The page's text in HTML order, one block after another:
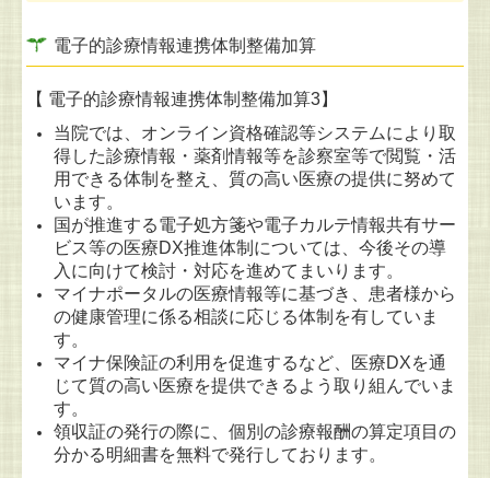
電子的診療情報連携体制整備加算
【 電子的診療情報連携体制整備加算3】
当院では、オンライン資格確認等システムにより取
得した診療情報・薬剤情報等を診察室等で閲覧・活
用できる体制を整え、質の高い医療の提供に努めて
います。
国が推進する電子処方箋や電子カルテ情報共有サー
ビス等の医療DX推進体制については、今後その導
入に向けて検討・対応を進めてまいります。
マイナポータルの医療情報等に基づき、患者様から
の健康管理に係る相談に応じる体制を有していま
す。
マイナ保険証の利用を促進するなど、医療DXを通
じて質の高い医療を提供できるよう取り組んでいま
す。
領収証の発行の際に、個別の診療報酬の算定項目の
分かる明細書を無料で発行しております。